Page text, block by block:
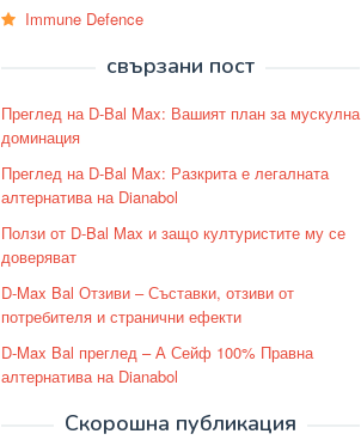
Immune Defence
свързани пост
Преглед на D-Bal Max: Вашият план за мускулна
доминация
Преглед на D-Bal Max: Разкрита е легалната
алтернатива на Dianabol
Ползи от D-Bal Max и защо културистите му се
доверяват
D-Max Bal Отзиви – Съставки, отзиви от
потребителя и странични ефекти
D-Max Bal преглед – А Сейф 100% Правна
алтернатива на Dianabol
Скорошна публикация